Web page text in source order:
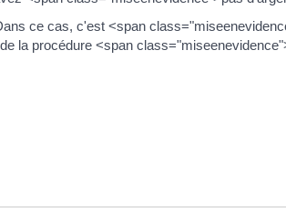
ce cas, c'est <span
procédure <span